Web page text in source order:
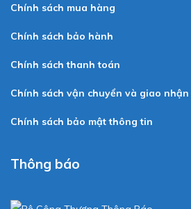
Chính sách mua hàng
Chính sách bảo hành
Chính sách thanh toán
Chính sách vận chuyển và giao nhận
Chính sách bảo mật thông tin
Thông báo